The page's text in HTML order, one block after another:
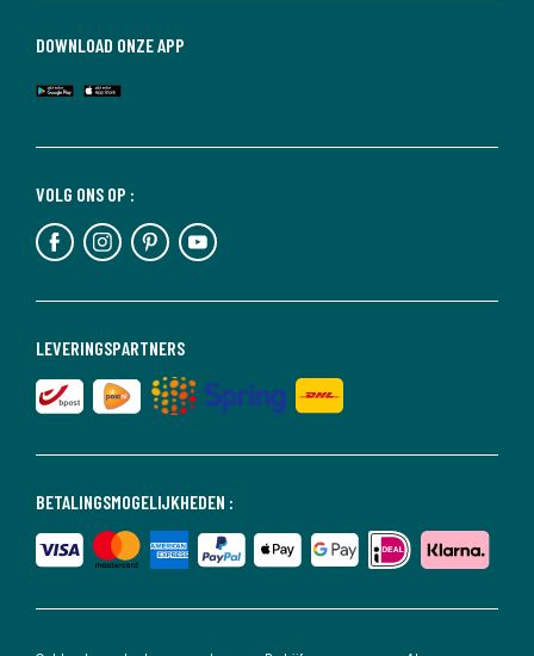
BETALINGSMOGELIJKHEDEN :
LEVERINGSPARTNERS
VOLG ONS OP :
DOWNLOAD ONZE APP